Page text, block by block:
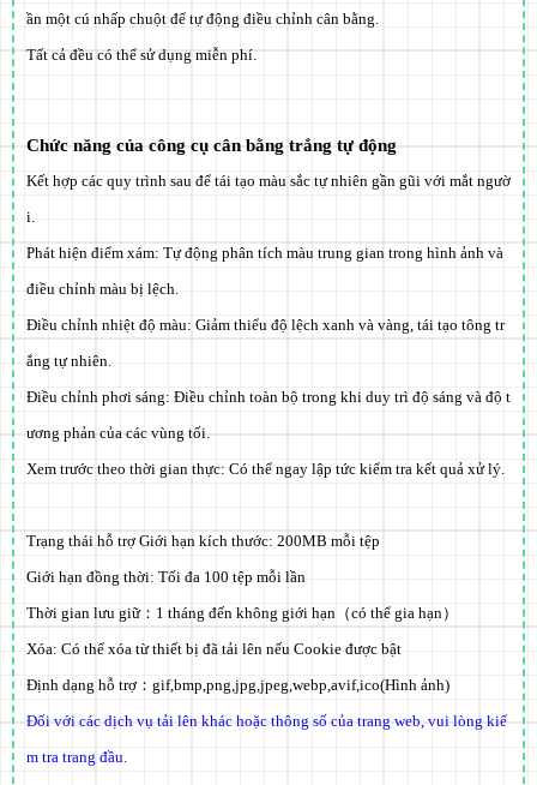
ần một cú nhấp chuột để tự động điều chỉnh cân bằng.
Tất cả đều có thể sử dụng miễn phí.
Chức năng của công cụ cân bằng trắng tự động
Kết hợp các quy trình sau để tái tạo màu sắc tự nhiên gần gũi với mắt ngườ
i.
Phát hiện điểm xám: Tự động phân tích màu trung gian trong hình ảnh và
điều chỉnh màu bị lệch.
Điều chỉnh nhiệt độ màu: Giảm thiểu độ lệch xanh và vàng, tái tạo tông tr
ắng tự nhiên.
Điều chỉnh phơi sáng: Điều chỉnh toàn bộ trong khi duy trì độ sáng và độ t
ương phản của các vùng tối.
Xem trước theo thời gian thực: Có thể ngay lập tức kiểm tra kết quả xử lý.
Trạng thái hỗ trợ Giới hạn kích thước: 200MB mỗi tệp
Giới hạn đồng thời: Tối đa 100 tệp mỗi lần
Thời gian lưu giữ： 1 tháng đến không giới hạn （có thể gia hạn）
Xóa: Có thể xóa từ thiết bị đã tải lên nếu Cookie được bật
Định dạng hỗ trợ： gif,bmp,png,jpg,jpeg,webp,avif,ico(Hình ảnh)
Đối với các dịch vụ tải lên khác hoặc thông số của trang web, vui lòng kiể
m tra trang đầu.